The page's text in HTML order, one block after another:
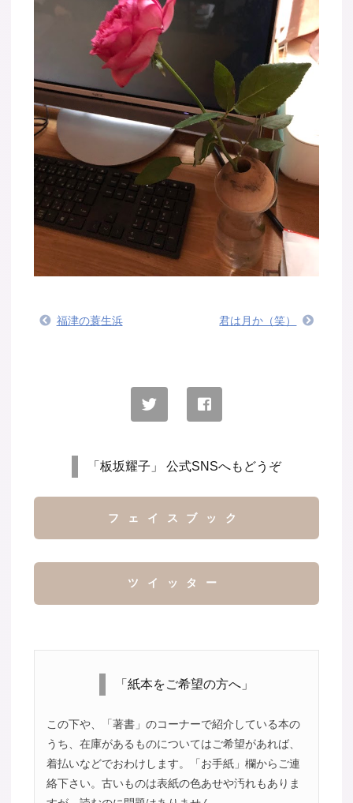
福津の蓑生浜 君は月か（笑）
「板坂耀子」 公式SNSへもどうぞ
フェイスブック
ツイッター
「紙本をご希望の方へ」
この下や、「著書」のコーナーで紹介している本の
うち、在庫があるものについてはご希望があれば、
着払いなどでおわけします。「お手紙」欄からご連
絡下さい。古いものは表紙の色あせや汚れもありま